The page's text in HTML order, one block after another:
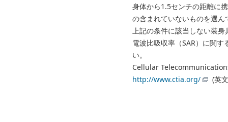
身体から1.5センチの距離に
の含まれていないものを選ん
上記の条件に該当しない装
電波比吸収率（SAR）に関
い。
Cellular
http://www.ctia.org/
(英